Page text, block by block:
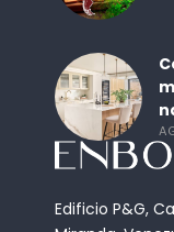
Edificio P&G,